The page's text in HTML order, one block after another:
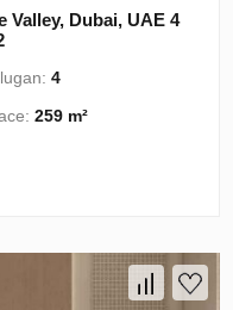
Valley, Dubai, UAE 4
4
259 m²